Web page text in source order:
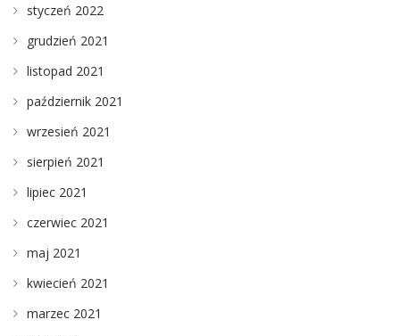
styczeń 2022
grudzień 2021
listopad 2021
październik 2021
wrzesień 2021
sierpień 2021
lipiec 2021
czerwiec 2021
maj 2021
kwiecień 2021
marzec 2021